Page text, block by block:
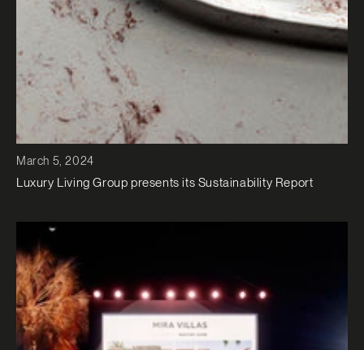
March 5, 2024
Luxury Living Group presents its Sustainability Report